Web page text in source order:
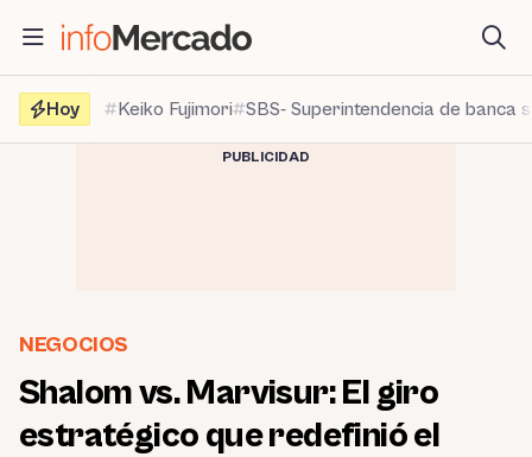
contenido
Hoy
Keiko Fujimori SBS- Superintendencia de banca
PUBLICIDAD
NEGOCIOS
Shalom vs. Marvisur: El giro
estratégico que redefinió el